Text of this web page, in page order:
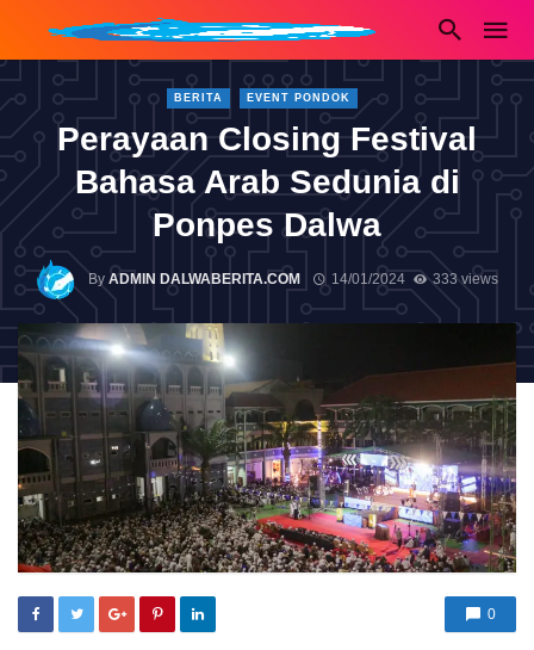
BERITA EVENT PONDOK
Perayaan Closing Festival
Bahasa Arab Sedunia di
Ponpes Dalwa
ByADMIN DALWABERITA.COM 14/01/2024 333 views
0